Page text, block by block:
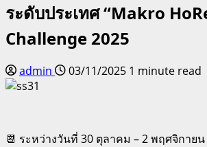
ระดับประเทศ “Makro
Challenge 2025
admin 03/11/2025 1 minute read
📆 ระหว่างวันที่ 30 ตุลาคม – 2 พฤศจิกาย